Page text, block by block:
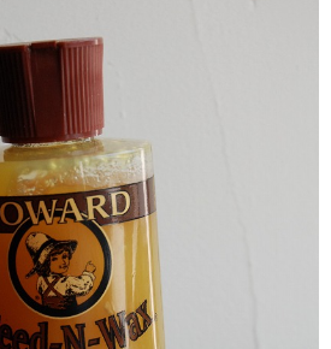
木の小物・その他
造り付け家具
Build-in
オーダーキッチン
Order-kitchen